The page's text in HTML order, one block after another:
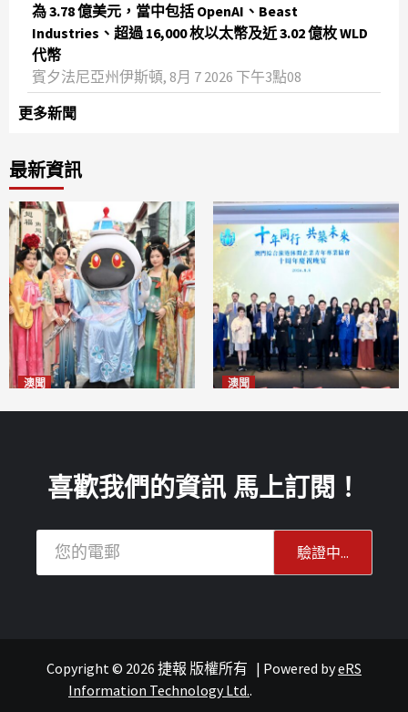
為 3.78 億美元，當中包括 OpenAI、Beast
Industries、超過 16,000 枚以太幣及近 3.02 億枚 WLD
代幣
賓夕法尼亞州伊斯頓, 8月 7 2026 下午3點08
更多新聞
最新資訊
澳聞 澳聞
澳聞
喜歡我們的資訊 馬上訂閱！
Copyright © 2026 捷報 版權所有 | Powered byeRS
Information Technology Ltd..